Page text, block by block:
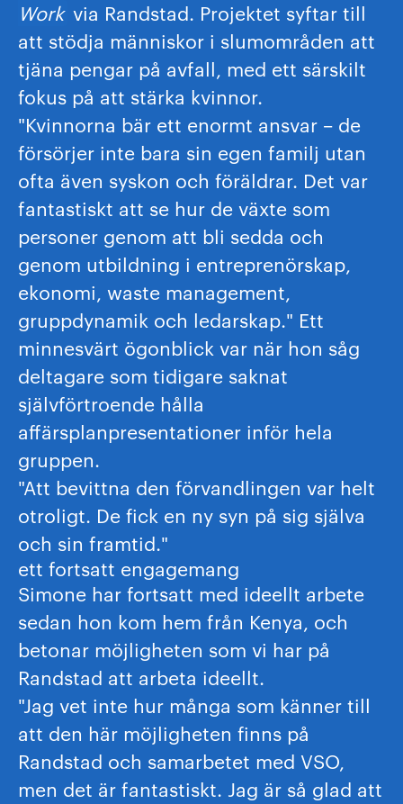
Work via Randstad. Projektet syftar till
att stödja människor i slumområden att
tjäna pengar på avfall, med ett särskilt
fokus på att stärka kvinnor.
"Kvinnorna bär ett enormt ansvar – de
försörjer inte bara sin egen familj utan
ofta även syskon och föräldrar. Det var
fantastiskt att se hur de växte som
personer genom att bli sedda och
genom utbildning i entreprenörskap,
ekonomi, waste management,
gruppdynamik och ledarskap." Ett
minnesvärt ögonblick var när hon såg
deltagare som tidigare saknat
självförtroende hålla
affärsplanpresentationer inför hela
gruppen.
"Att bevittna den förvandlingen var helt
otroligt. De fick en ny syn på sig själva
och sin framtid."
ett fortsatt engagemang
Simone har fortsatt med ideellt arbete
sedan hon kom hem från Kenya, och
betonar möjligheten som vi har på
Randstad att arbeta ideellt.
"Jag vet inte hur många som känner till
att den här möjligheten finns på
Randstad och samarbetet med VSO,
men det är fantastiskt. Jag är så glad att